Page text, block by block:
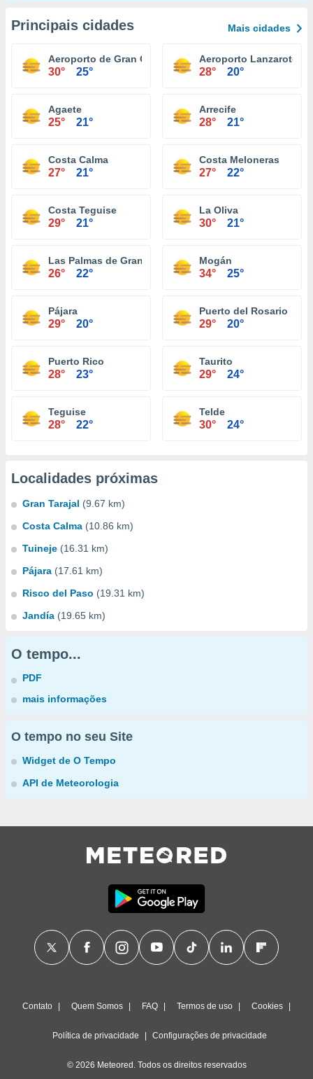
Principais cidades Mais cidades
Aeroporto de Gran Canária
30° 25°
Aeroporto Lanzarote
28° 20°
Agaete
25° 21°
Arrecife
28° 21°
Costa Calma
27° 21°
Costa Meloneras
27° 22°
Costa Teguise
29° 21°
La Oliva
30° 21°
Las Palmas de Gran Canaria
26° 22°
Mogán
34° 25°
Pájara
29° 20°
Puerto del Rosario
29° 20°
Puerto Rico
28° 23°
Taurito
29° 24°
Teguise
28° 22°
Telde
30° 24°
Localidades próximas
Gran Tarajal (9.67 km)
Costa Calma (10.86 km)
Tuineje (16.31 km)
Pájara (17.61 km)
Risco del Paso (19.31 km)
Jandía (19.65 km)
O tempo...
PDF
mais informações
O tempo no seu Site
Widget de O Tempo
API de Meteorologia
Contato Quem Somos FAQ Termos de uso Cookies
Política de privacidade Configurações de privacidade
© 2026 Meteored. Todos os direitos reservados